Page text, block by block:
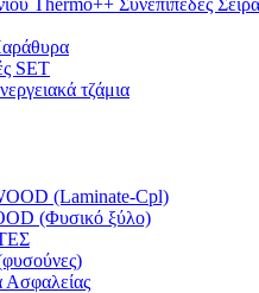
Thermo++ Συνεπίπεδες
SET
τζάμια
(Laminate-Cpl)
(Φυσικό ξύλο)